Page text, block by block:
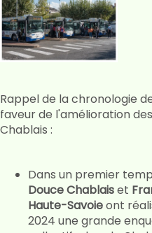
Rappel de la chronologie
faveur de l'amélioration
Chablais :
Dans un premier
Douce Chablaiset
Haute-Savoieont
2024 une grande